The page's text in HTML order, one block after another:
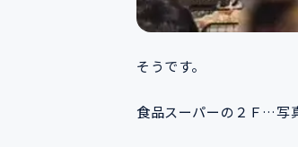
そうです。
食品スーパーの２Ｆ…写